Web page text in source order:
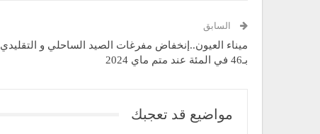
السابق
ميناء العيون..إنخفاض مفرغات الصيد الساحلي و التقليدي
بـ46 في المئة عند متم ماي 2024
مواضيع قد تعجبك